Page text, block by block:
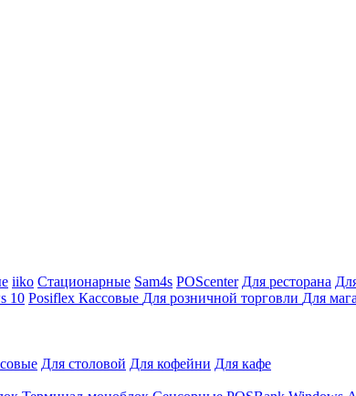
iiko Стационарные Sam4s POScenter Для ресторана
10 Posiflex Кассовые Для розничной торговли Для
Для столовой Для кофейни Для кафе